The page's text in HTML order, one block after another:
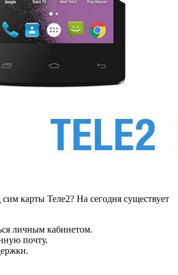
карты Теле2? На сегодня существует
личным кабинетом.
почту.